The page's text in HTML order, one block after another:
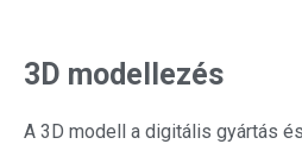
3D modellezés
A 3D modell a digitális gyártás